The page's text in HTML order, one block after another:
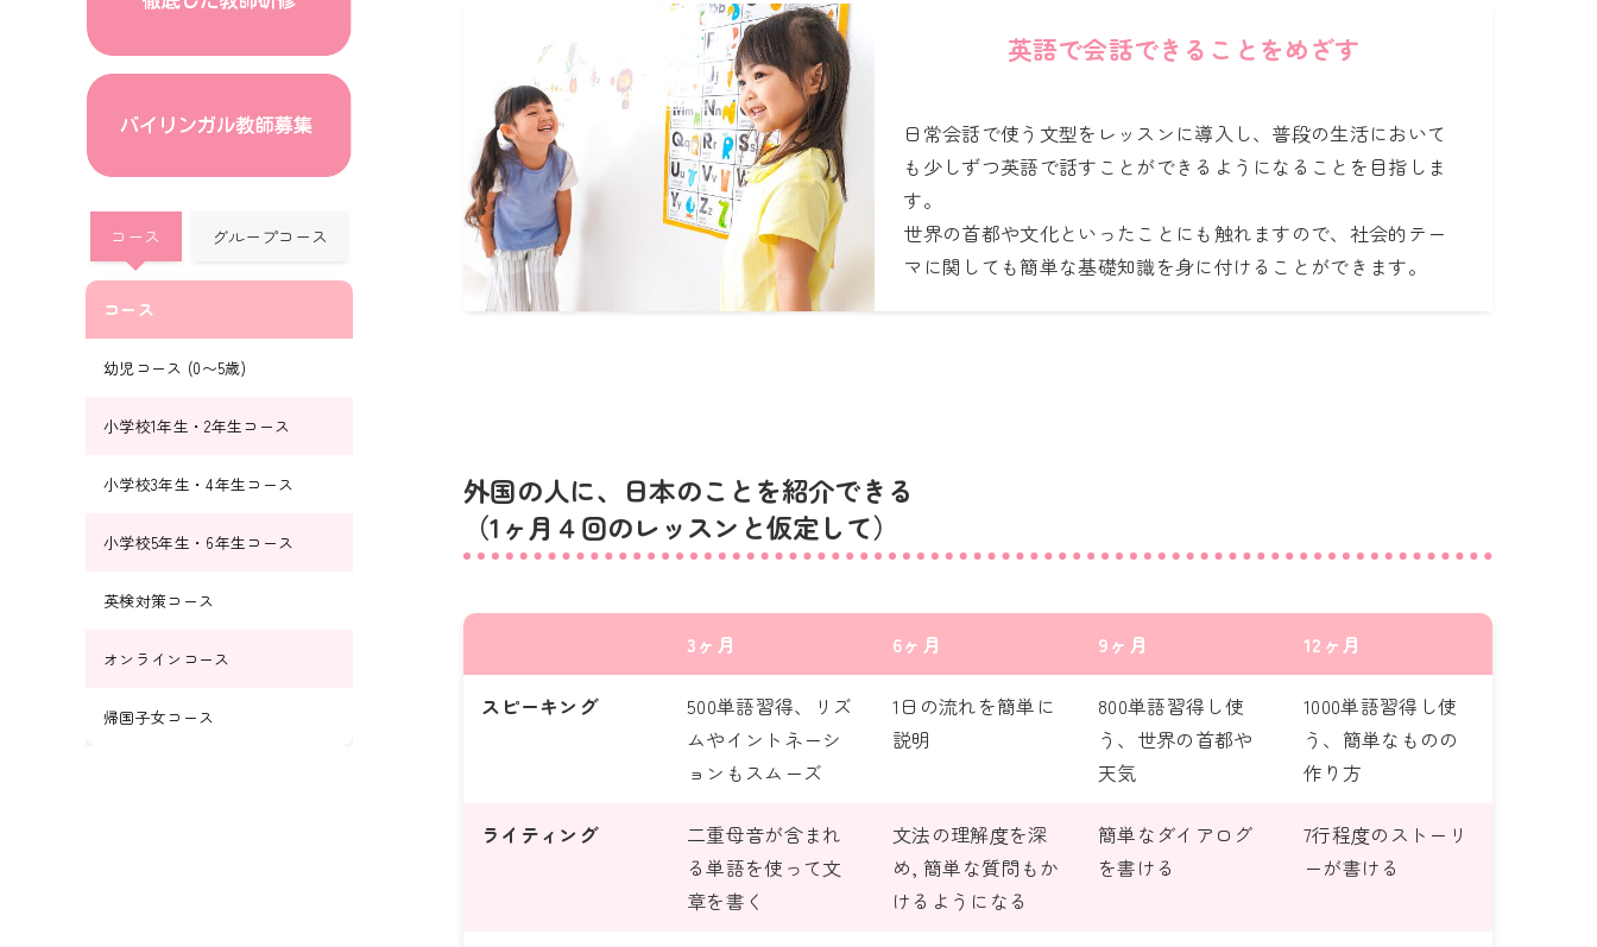
英語で会話できることをめざす
日常会話で使う文型をレッスンに導入し、普段の生活において
も少しずつ英語で話すことができるようになることを目指しま
す。
世界の首都や文化といったことにも触れますので、社会的テー
マに関しても簡単な基礎知識を身に付けることができます。
外国の人に、日本のことを紹介できる
（1ヶ月４回のレッスンと仮定して）
3ヶ月 6ヶ月 9ヶ月 12ヶ月
スピーキング
500単語習得、リズ
ムやイントネーシ
ョンもスムーズ
1日の流れを簡単に
説明
800単語習得し使
う、世界の首都や
天気
1000単語習得し使
う、簡単なものの
作り方
ライティング
二重母音が含まれ
る単語を使って文
章を書く
文法の理解度を深
め, 簡単な質問もか
けるようになる
簡単なダイアログ
を書ける
7行程度のストーリ
ーが書ける
コース グループコース
コース
幼児コース (0〜5歳)
小学校1年生・2年生コース
小学校3年生・4年生コース
小学校5年生・6年生コース
英検対策コース
オンラインコース
帰国子女コース